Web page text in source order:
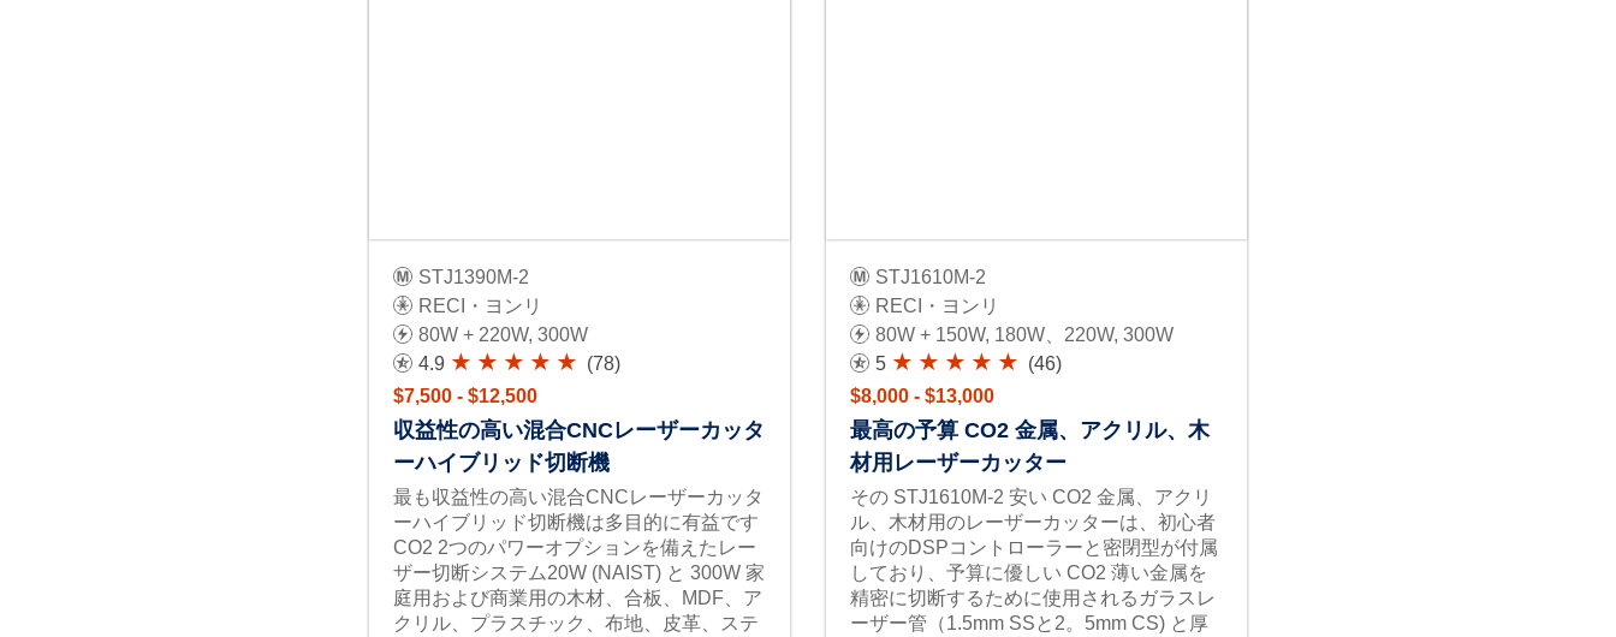
STJ1390M-2
RECI・ヨンリ
80W + 220W, 300W
4.9
(78)
$7,500 - $12,500
収益性の高い混合CNCレーザーカッタ
ーハイブリッド切断機
最も収益性の高い混合CNCレーザーカッタ
ーハイブリッド切断機は多目的に有益です
CO2 2つのパワーオプションを備えたレー
ザー切断システム20W (NAIST) と 300W 家
庭用および商業用の木材、合板、MDF、ア
クリル、プラスチック、布地、皮革、ステ
STJ1610M-2
RECI・ヨンリ
80W + 150W, 180W、220W, 300W
5
(46)
$8,000 - $13,000
最高の予算 CO2 金属、アクリル、木
材用レーザーカッター
その STJ1610M-2 安い CO2 金属、アクリ
ル、木材用のレーザーカッターは、初心者
向けのDSPコントローラーと密閉型が付属
しており、予算に優しい CO2 薄い金属を
精密に切断するために使用されるガラスレ
ーザー管（1.5mm SSと2。5mm CS) と厚